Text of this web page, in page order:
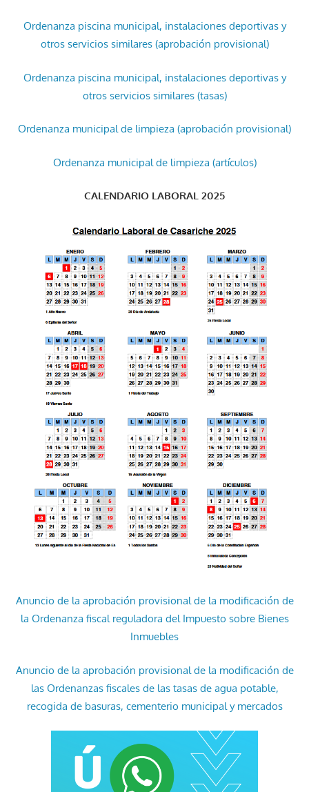
Ordenanza piscina municipal, instalaciones deportivas y
otros servicios similares (aprobación provisional)
Ordenanza piscina municipal, instalaciones deportivas y
otros servicios similares (tasas)
Ordenanza municipal de limpieza (aprobación provisional)
Ordenanza municipal de limpieza (artículos)
CALENDARIO LABORAL 2025
Anuncio de la aprobación provisional de la modificación de
la Ordenanza fiscal reguladora del Impuesto sobre Bienes
Inmuebles
Anuncio de la aprobación provisional de la modificación de
las Ordenanzas fiscales de las tasas de agua potable,
recogida de basuras, cementerio municipal y mercados